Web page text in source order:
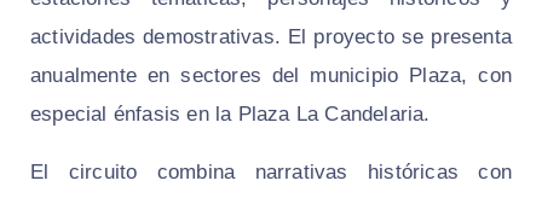
actividades demostrativas. El proyecto se presenta
anualmente en sectores del municipio Plaza, con
especial énfasis en la Plaza La Candelaria.
El circuito combina narrativas históricas con